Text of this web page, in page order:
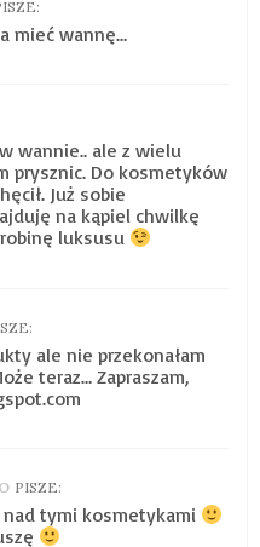
mieć wannę…
wannie.. ale z wielu
prysznic. Do kosmetyków
Już sobie
na kąpiel chwilkę
luksusu
ale nie przekonałam
teraz… Zapraszam,
PISZE:
nad tymi kosmetykami